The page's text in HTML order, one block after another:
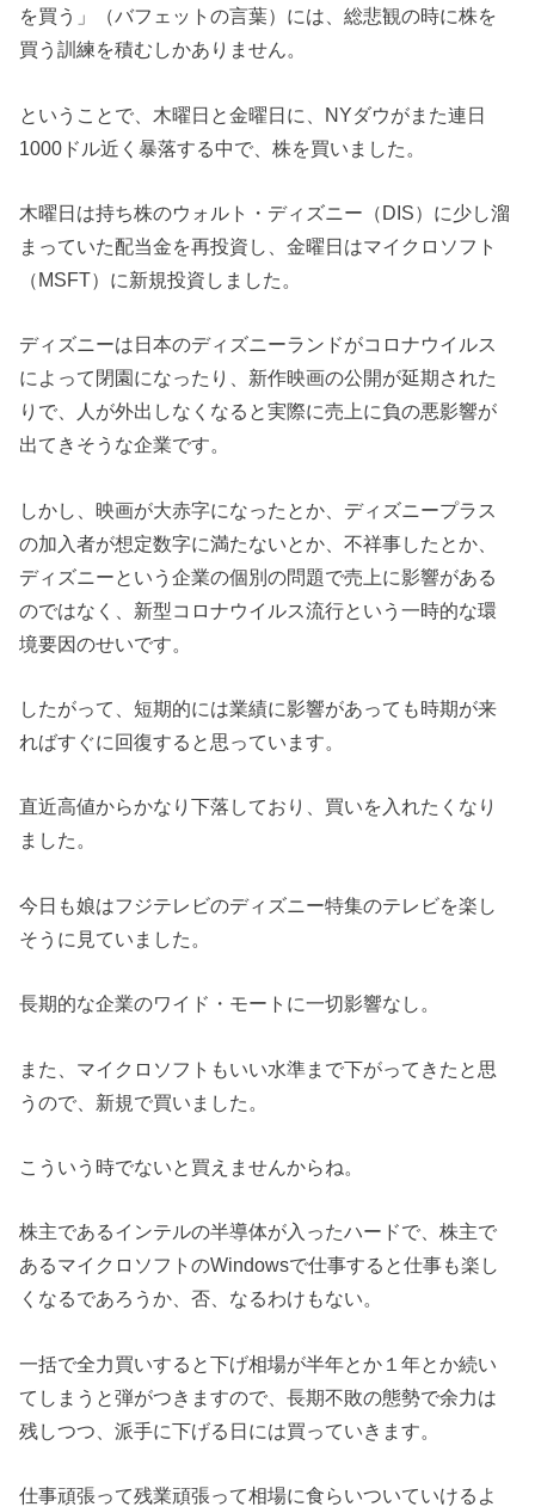
を買う」（バフェットの言葉）には、総悲観の時に株を
買う訓練を積むしかありません。
ということで、木曜日と金曜日に、NYダウがまた連日
1000ドル近く暴落する中で、株を買いました。
木曜日は持ち株のウォルト・ディズニー（DIS）に少し溜
まっていた配当金を再投資し、金曜日はマイクロソフト
（MSFT）に新規投資しました。
ディズニーは日本のディズニーランドがコロナウイルス
によって閉園になったり、新作映画の公開が延期された
りで、人が外出しなくなると実際に売上に負の悪影響が
出てきそうな企業です。
しかし、映画が大赤字になったとか、ディズニープラス
の加入者が想定数字に満たないとか、不祥事したとか、
ディズニーという企業の個別の問題で売上に影響がある
のではなく、新型コロナウイルス流行という一時的な環
境要因のせいです。
したがって、短期的には業績に影響があっても時期が来
ればすぐに回復すると思っています。
直近高値からかなり下落しており、買いを入れたくなり
ました。
今日も娘はフジテレビのディズニー特集のテレビを楽し
そうに見ていました。
長期的な企業のワイド・モートに一切影響なし。
また、マイクロソフトもいい水準まで下がってきたと思
うので、新規で買いました。
こういう時でないと買えませんからね。
株主であるインテルの半導体が入ったハードで、株主で
あるマイクロソフトのWindowsで仕事すると仕事も楽し
くなるであろうか、否、なるわけもない。
一括で全力買いすると下げ相場が半年とか１年とか続い
てしまうと弾がつきますので、長期不敗の態勢で余力は
残しつつ、派手に下げる日には買っていきます。
仕事頑張って残業頑張って相場に食らいついていけるよ